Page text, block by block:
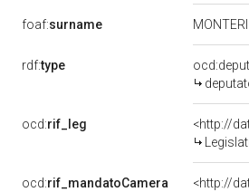
foaf:surname
rdf:type
ocd:rif_leg
<http://
ocd:rif_mandatoCamera
<http://